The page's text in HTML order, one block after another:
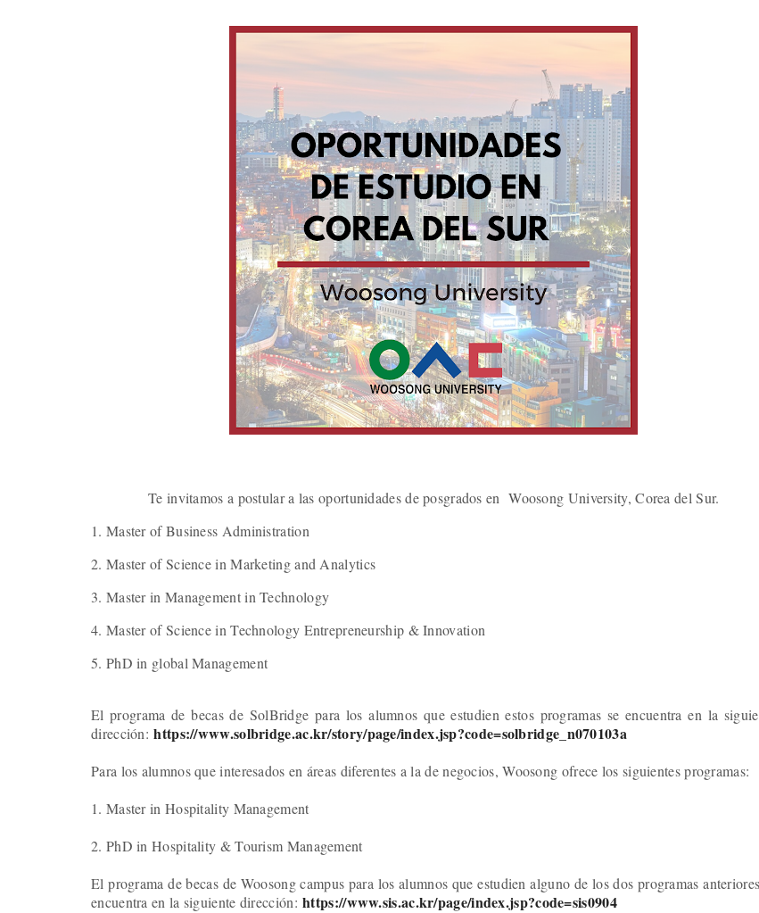
Te invitamos a postular a las oportunidades de posgrados en Woosong University, Corea del Sur.
1. Master of Business Administration
2. Master of Science in Marketing and Analytics
3. Master in Management in Technology
4. Master of Science in Technology Entrepreneurship & Innovation
5. PhD in global Management
El programa de becas de SolBridge para los alumnos que estudien estos programas se encuentra en la
dirección:https://www.solbridge.ac.kr/story/page/index.jsp?code=solbridge_ n070103a
Para los alumnos que interesados en áreas diferentes a la de negocios, Woosong ofrece los siguientes programas:
1. Master in Hospitality Management
2. PhD in Hospitality & Tourism Management
El programa de becas de Woosong campus para los alumnos que estudien alguno de los dos programas
encuentra en la siguiente dirección:https://www.sis.ac.kr/page/index.jsp?code=sis0904